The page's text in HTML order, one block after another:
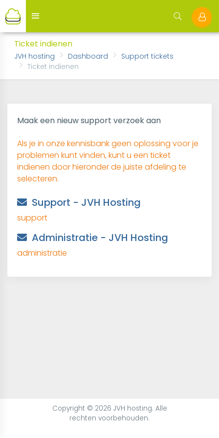
Ticket indienen
JVH hosting Dashboard
Support tickets
Ticket indienen
Maak een nieuw support verzoek aan
Als je in onze kennisbank geen oplossing voor je
problemen kunt vinden, kunt u een ticket
indienen door hieronder de juiste afdeling te
selecteren.
Support - JVH Hosting
support
Administratie - JVH Hosting
administratie
Copyright © 2026 JVH hosting. Alle
rechten voorbehouden.